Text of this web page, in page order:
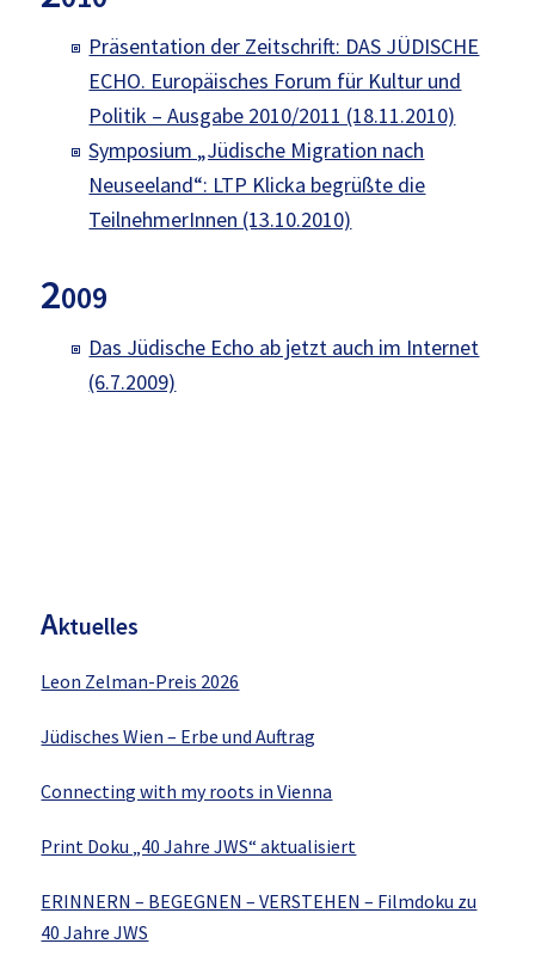
Präsentation der Zeitschrift: DAS JÜDISCHE
ECHO. Europäisches Forum für Kultur und
Politik – Ausgabe 2010/2011 (18.11.2010)
Symposium „Jüdische Migration nach
Neuseeland“: LTP Klicka begrüßte die
TeilnehmerInnen (13.10.2010)
2009
Das Jüdische Echo ab jetzt auch im Internet
(6.7.2009)
Aktuelles
Leon Zelman-Preis 2026
Jüdisches Wien – Erbe und Auftrag
Connecting with my roots in Vienna
Print Doku „40 Jahre JWS“ aktualisiert
ERINNERN – BEGEGNEN – VERSTEHEN – Filmdoku zu
40 Jahre JWS